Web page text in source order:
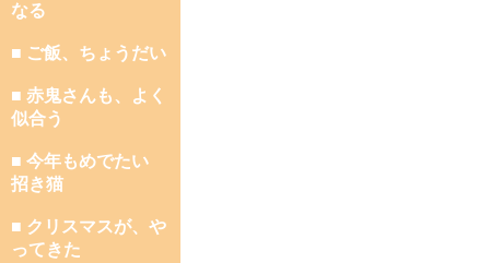
なる
■ ご飯、ちょうだい
■ 赤鬼さんも、よく
似合う
■ 今年もめでたい
招き猫
■ クリスマスが、や
ってきた